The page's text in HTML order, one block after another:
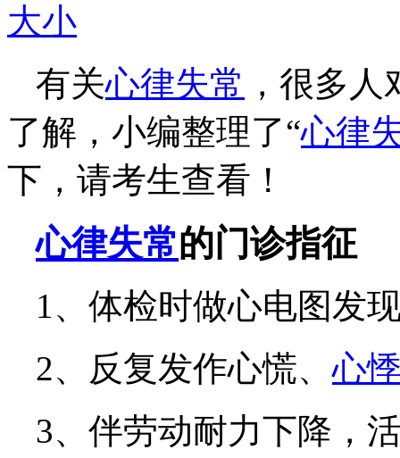
大小
有关心律失常 ，很多
了解，小编整理了“心律
下，请考生查看！
心律失常的门诊指征
1、体检时做心电图发
2、反复发作心慌、心
3、伴劳动耐力下降，